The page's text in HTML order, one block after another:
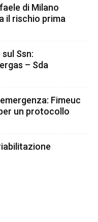
di Milano
il rischio prima
Ssn:
– Sda
Fimeuc
un protocollo